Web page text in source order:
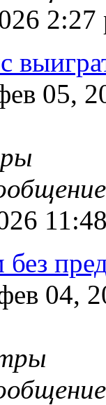
2:27
05,
04,